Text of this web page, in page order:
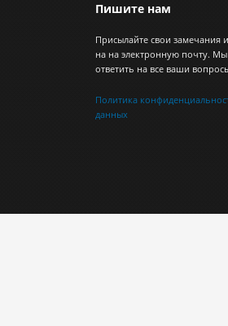
Пишите нам
Присылайте свои замечания
на на электронную почту. Мы
ответить на все ваши
Политика
данных